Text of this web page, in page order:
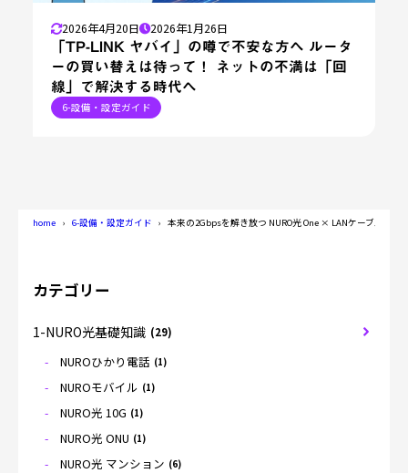
2026年4月20日 2026年1月26日
「TP-LINK ヤバイ」の噂で不安な方へ ルータ
ーの買い替えは待って！ ネットの不満は「回
線」で解決する時代へ
6-設備・設定ガイド
home 6-設備・設定ガイド 本来の2Gbpsを解き放つ NURO光 One × LANケーブル最適
カテゴリー
1-NURO光基礎知識 (29)
NUROひかり電話 (1)
NUROモバイル (1)
NURO光 10G (1)
NURO光 ONU (1)
NURO光 マンション (6)